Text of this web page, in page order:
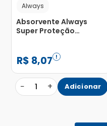
Always
Absorvente Always
Super Proteção
R$ 8,07
− 1 + Adicionar